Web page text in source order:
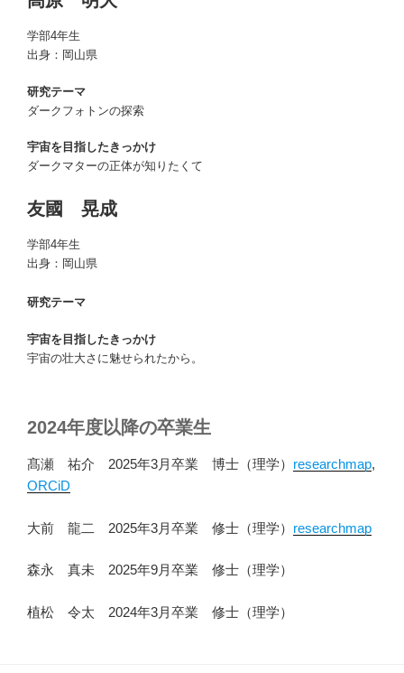
学部4年生
出身：岡山県
研究テーマ
ダークフォトンの探索
宇宙を目指したきっかけ
ダークマターの正体が知りたくて
友國 晃成
学部4年生
出身：岡山県
研究テーマ
宇宙を目指したきっかけ
宇宙の壮大さに魅せられたから。
2024年度以降の卒業生
髙瀬 祐介 2025年3月卒業 博士（理学） researchmap,
ORCiD
大前 龍二 2025年3月卒業 修士（理学） researchmap
森永 真未 2025年9月卒業 修士（理学）
植松 令太 2024年3月卒業 修士（理学）